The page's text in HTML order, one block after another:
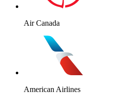
Air Canada
American Airlines